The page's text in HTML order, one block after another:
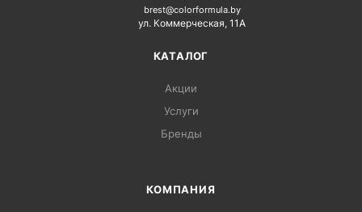
brest@colorformula.by
ул. Коммерческая, 11А
КАТАЛОГ
Акции
Услуги
Бренды
КОМПАНИЯ